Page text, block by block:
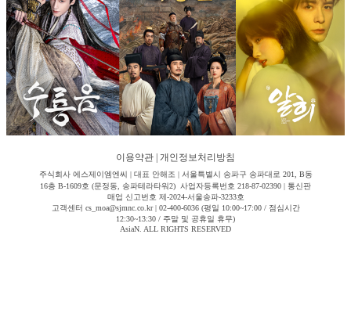
이용약관 개인정보처리방침
주식회사 에스제이엠엔씨 | 대표 안해조 | 서울특별시 송파구 송파대로 201, B동
16층 B-1609호 (문정동, 송파테라타워2) 사업자등록번호 218-87-02390 | 통신판
매업 신고번호 제-2024-서울송파-3233호
고객센터 cs_moa@sjmnc.co.kr | 02-400-6036 (평일 10:00~17:00 / 점심시간
12:30~13:30 / 주말 및 공휴일 휴무)
AsiaN. ALL RIGHTS RESERVED